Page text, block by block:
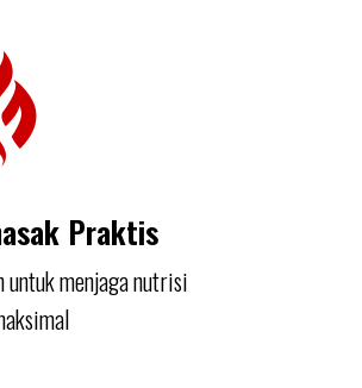
Praktis
untuk menjaga nutrisi